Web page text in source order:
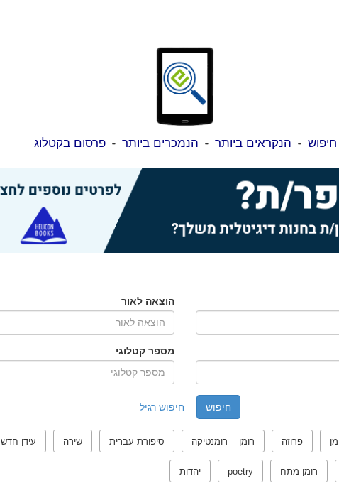
חיפוש - הנקראים ביותר - הנמכרים ביותר -פרסום בקטלוג
הוצאה לאור
מספר קטלוגי
חיפוש רגיל
פרוזה רומן רומנטיקה סיפורת עברית שירה עידן חדש
רומן מתח poetry יהדות